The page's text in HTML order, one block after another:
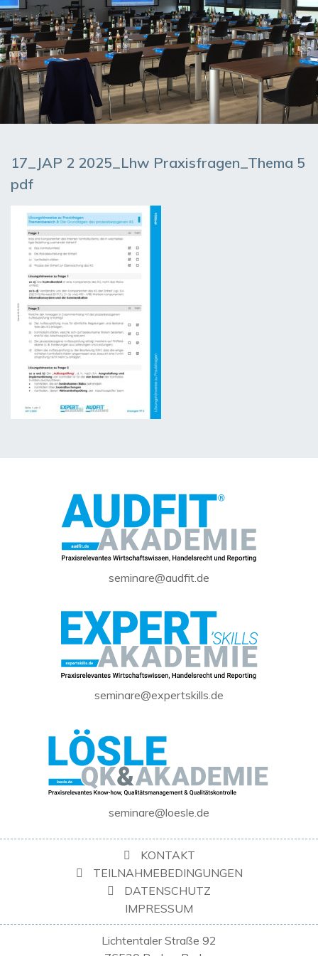
17_JAP 2 2025_Lhw Praxisfragen_Thema 5
pdf
seminare@audfit.de
seminare@expertskills.de
seminare@loesle.de
KONTAKT
TEILNAHMEBEDINGUNGEN
DATENSCHUTZ
IMPRESSUM
Lichtentaler Straße 92